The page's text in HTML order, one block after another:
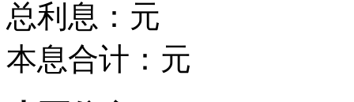
总利息： 元
本息合计： 元